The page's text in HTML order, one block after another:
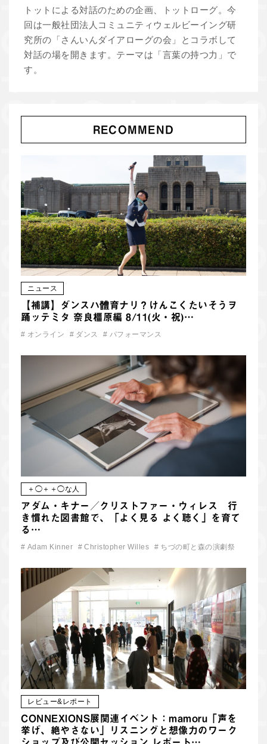
トットによる対話のための企画、トットローグ。今
回は一般社団法人コミュニティウェルビーイング研
究所の「さんいんダイアローグの会」とコラボして
対話の場を開きます。テーマは「言葉の持つ力」で
す。
RECOMMEND
ニュース
【補講】ダンスハ體育ナリ？けんこくたいそうヲ
踊ッテミタ 奈良橿原編 8/11(火・祝)…
# オンライン # ダンス # パフォーマンス
＋◯＋＋◯な人
アダム・キナー／クリストファー・ウィレス 行
き慣れた図書館で、「よく見る よく聴く」を育て
る…
# Adam Kinner # Christopher Willes # ちづの町と森の演劇祭
レビュー&レポート
CONNEXIONS展関連イベント：mamoru「声を
挙げ、絶やさない」リスニングと想像力のワーク